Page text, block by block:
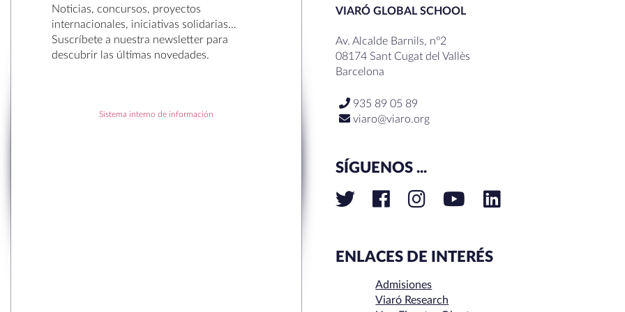
RECENT POSTS
Noticias, concursos, proyectos
internacionales, iniciativas solidarias…
Suscríbete a nuestra newsletter para
descubrir las últimas novedades.
Sistema interno de información
VIARÓ GLOBAL SCHOOL
Av. Alcalde Barnils, nº2
08174 Sant Cugat del Vallès
Barcelona
935 89 05 89
viaro@viaro.org
SÍGUENOS ...
ENLACES DE INTERÉS
Admisiones
Viaró Research